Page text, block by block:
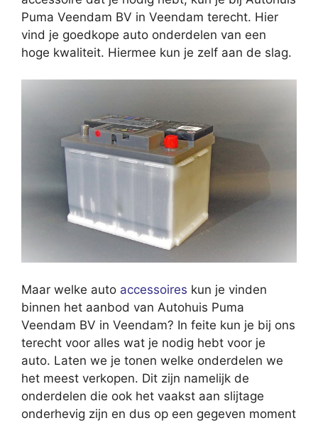
Puma Veendam BV in Veendam terecht. Hier
vind je goedkope auto onderdelen van een
hoge kwaliteit. Hiermee kun je zelf aan de slag.
Maar welke auto accessoires kun je vinden
binnen het aanbod van Autohuis Puma
Veendam BV in Veendam? In feite kun je bij ons
terecht voor alles wat je nodig hebt voor je
auto. Laten we je tonen welke onderdelen we
het meest verkopen. Dit zijn namelijk de
onderdelen die ook het vaakst aan slijtage
onderhevig zijn en dus op een gegeven moment